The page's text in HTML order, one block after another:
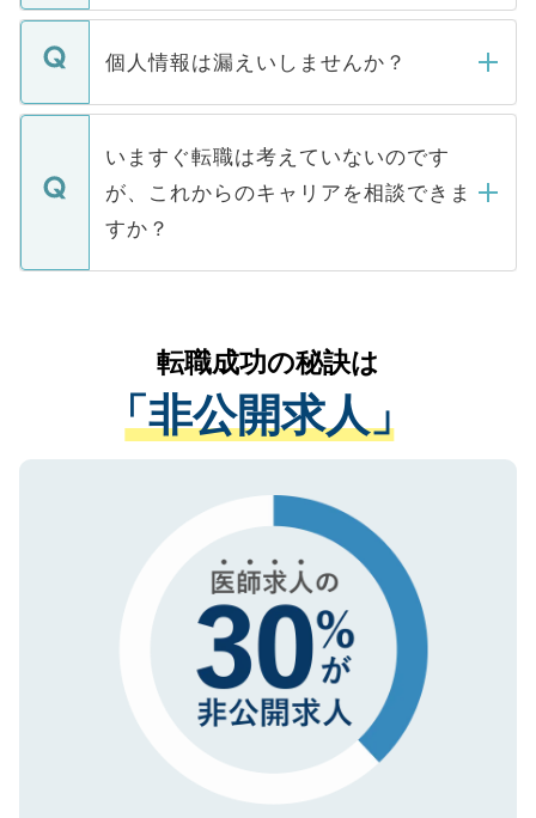
ません。
■応募殺到を避けるため 人気のある医療機
関を公にしてしまうと、応募が殺到する場
に、医療機関が求める条件に合った人材の
みを人材紹介会社に依頼するケースが増え
ています。
転職・入職を強要することは一切ありませ
ん。また、仮に応募先から内定をいただい
定を承諾する必要はありません。内定先へ
の辞退の連絡はキャリアパートナーが行い
個人情報は漏えいしませんか？
個人情報が漏えいすることはありませんの
で、ご安心ください。当サイトからの登録
などで収集したご登録者様の個人情報は、
ご本人のキャリアアップおよび転職活動の
支援を目的に使用いたします。お預かりし
ているすべての個人データはご本人の許可
は、個人情報の取り扱いについての厳密な
管理基準を満たした事業者のみに付与され
る、プライバシーマークを取得済みです。
で、機密保持に関してもご安心ください。
いますぐ転職は考えていないのです
が、これからのキャリアを相談できま
すか？
かがいして、現在の医療機関の状況や紹介
経験をまじえながら、適切なアドバイスを
させていただきます。すぐにご転職をされ
ない方には、長期的なサポートが可能です
ので、まずはご登録ください。
転職成功の秘訣は
「非公開求人」